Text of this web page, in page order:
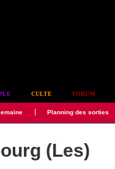
CULTE FORUM
Planning des sorties
(Les)